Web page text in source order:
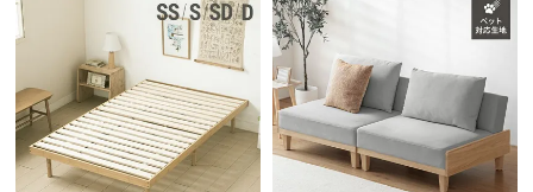
木目調が美しいデザイン